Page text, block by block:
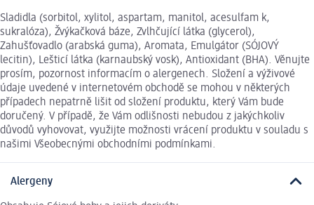
Sladidla (sorbitol, xylitol, aspartam, manitol, acesulfam k,
sukralóza), Žvýkačková báze, Zvlhčující látka (glycerol),
Zahušťovadlo (arabská guma), Aromata, Emulgátor (SÓJOVÝ
lecitin), Lešticí látka (karnaubský vosk), Antioxidant (BHA). Věnujte
prosím, pozornost informacím o alergenech. Složení a výživové
údaje uvedené v internetovém obchodě se mohou v některých
případech nepatrně lišit od složení produktu, který Vám bude
doručený. V případě, že Vám odlišnosti nebudou z jakýchkoliv
důvodů vyhovovat, využijte možnosti vrácení produktu v souladu s
našimi Všeobecnými obchodními podmínkami.
Alergeny